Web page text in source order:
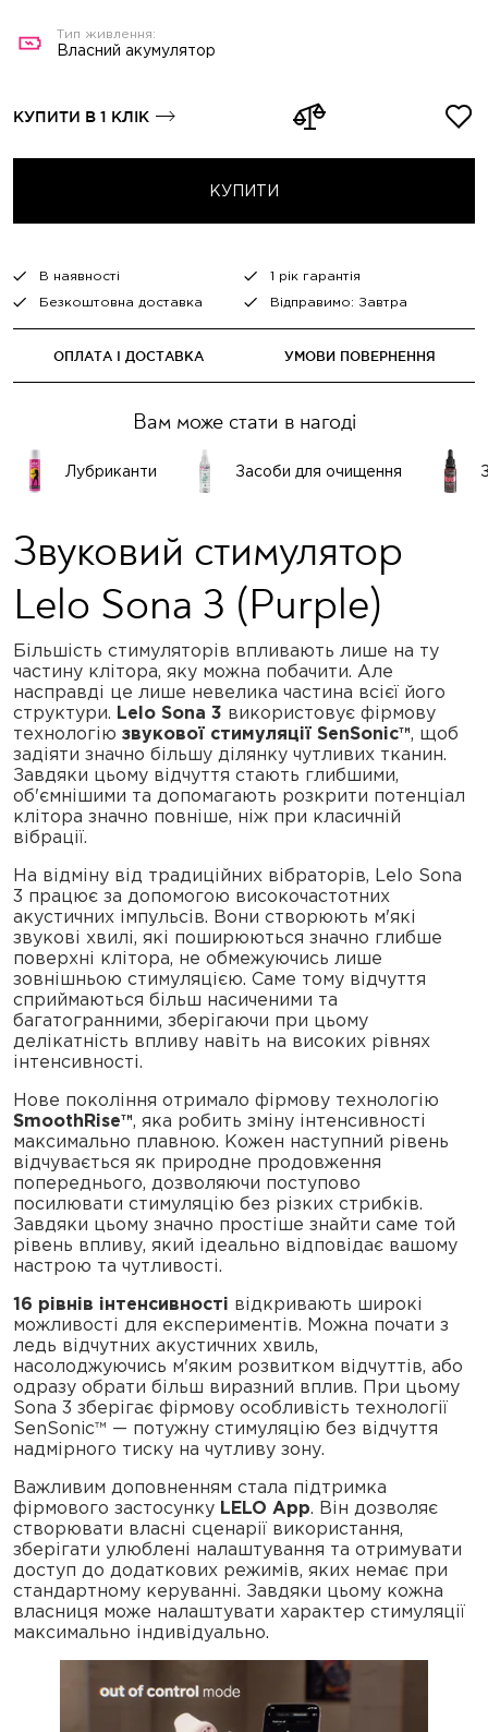
КУПИТИ
КУПИТИ В 1 КЛІК
Власний акумулятор
В наявності
1 рік гарантія
Безкоштовна доставка
Відправимо: Завтра
ОПЛАТА І ДОСТАВКА УМОВИ ПОВЕРНЕННЯ
Вам може стати в нагоді
Лубриканти Засоби для очищення
Звуковий стимулятор
Lelo Sona 3 (Purple)
Більшість стимуляторів впливають лише на ту
частину клітора, яку можна побачити. Але
насправді це лише невелика частина всієї його
структури. Lelo Sona 3 використовує фірмову
технологію звукової стимуляції SenSonic™, щоб
задіяти значно більшу ділянку чутливих тканин.
Завдяки цьому відчуття стають глибшими,
об'ємнішими та допомагають розкрити потенціал
клітора значно повніше, ніж при класичній
вібрації.
На відміну від традиційних вібраторів, Lelo Sona
3 працює за допомогою високочастотних
акустичних імпульсів. Вони створюють м'які
звукові хвилі, які поширюються значно глибше
поверхні клітора, не обмежуючись лише
зовнішньою стимуляцією. Саме тому відчуття
сприймаються більш насиченими та
багатогранними, зберігаючи при цьому
делікатність впливу навіть на високих рівнях
інтенсивності.
Нове покоління отримало фірмову технологію
SmoothRise™, яка робить зміну інтенсивності
максимально плавною. Кожен наступний рівень
відчувається як природне продовження
попереднього, дозволяючи поступово
посилювати стимуляцію без різких стрибків.
Завдяки цьому значно простіше знайти саме той
рівень впливу, який ідеально відповідає вашому
настрою та чутливості.
16 рівнів інтенсивності відкривають широкі
можливості для експериментів. Можна почати з
ледь відчутних акустичних хвиль,
насолоджуючись м'яким розвитком відчуттів, або
одразу обрати більш виразний вплив. При цьому
Sona 3 зберігає фірмову особливість технології
SenSonic™ — потужну стимуляцію без відчуття
надмірного тиску на чутливу зону.
Важливим доповненням стала підтримка
фірмового застосунку LELO App. Він дозволяє
створювати власні сценарії використання,
зберігати улюблені налаштування та отримувати
доступ до додаткових режимів, яких немає при
стандартному керуванні. Завдяки цьому кожна
власниця може налаштувати характер стимуляції
максимально індивідуально.